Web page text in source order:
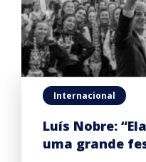
Internacional
Luís Nobre:
uma grande